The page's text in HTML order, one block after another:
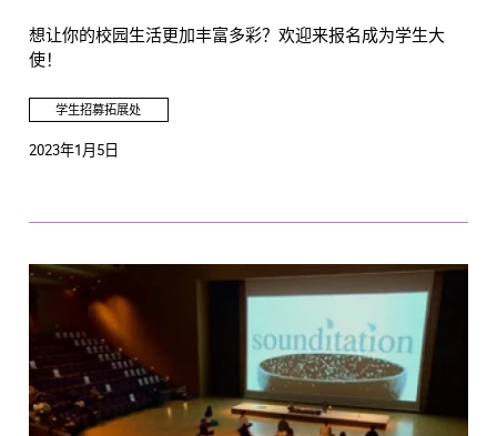
想让你的校园生活更加丰富多彩？欢迎来报名成为学生大
使！
学生招募拓展处
2023年1月5日